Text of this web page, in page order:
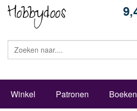
Winkel Patronen Boeken